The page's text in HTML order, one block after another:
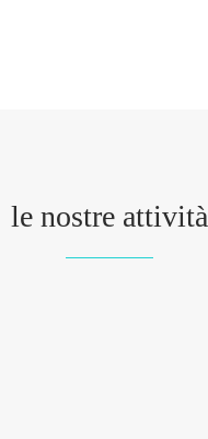
le nostre attività